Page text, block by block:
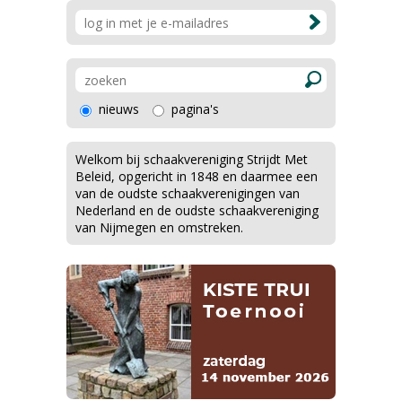
nieuws pagina's
Welkom bij schaakvereniging Strijdt Met
Beleid, opgericht in 1848 en daarmee een
van de oudste schaakverenigingen van
Nederland en de oudste schaakvereniging
van Nijmegen en omstreken.